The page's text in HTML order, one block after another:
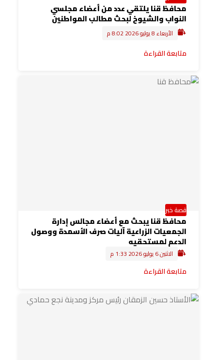
محافظ قنا يلتقي عدد من أعضاء مجلسي
النواب والشيوخ لبحث مطالب المواطنين
الأربعاء 8 يوليو 2026 8:02 م
متابعة القراءة
قصة خبر
محافظ قنا يبحث مع أعضاء مجالس إدارة
الجمعيات الزراعية آليات صرف الأسمدة ووصول
الدعم لمستحقيه
الاثنين 6 يوليو 2026 1:33 م
متابعة القراءة